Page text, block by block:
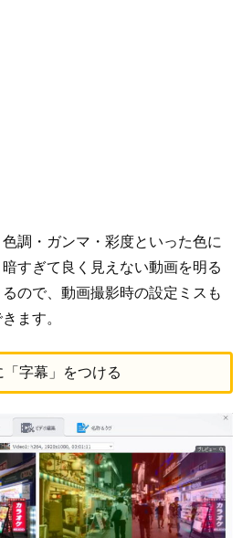
調・ガンマ・彩度といった色に
すぎて良く見えない動画を明る
ので、動画撮影時の設定ミスも
ます。
字幕」をつける